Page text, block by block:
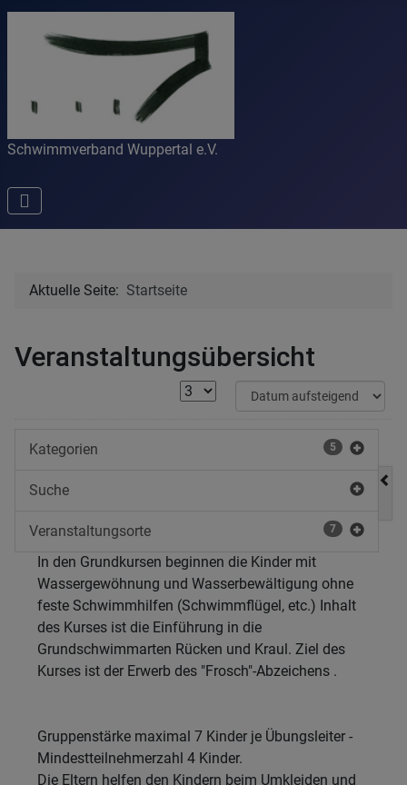
Schwimmverband Wuppertal e.V.
Aktuelle Seite: Startseite
Veranstaltungsübersicht
Kategorien 5
Suche
Veranstaltungsorte 7
In den Grundkursen beginnen die Kinder mit
Wassergewöhnung und Wasserbewältigung ohne
feste Schwimmhilfen (Schwimmflügel, etc.) Inhalt
des Kurses ist die Einführung in die
Grundschwimmarten Rücken und Kraul. Ziel des
Kurses ist der Erwerb des "Frosch"-Abzeichens .
Gruppenstärke maximal 7 Kinder je Übungsleiter -
Mindestteilnehmerzahl 4 Kinder.
Die Eltern helfen den Kindern beim Umkleiden und